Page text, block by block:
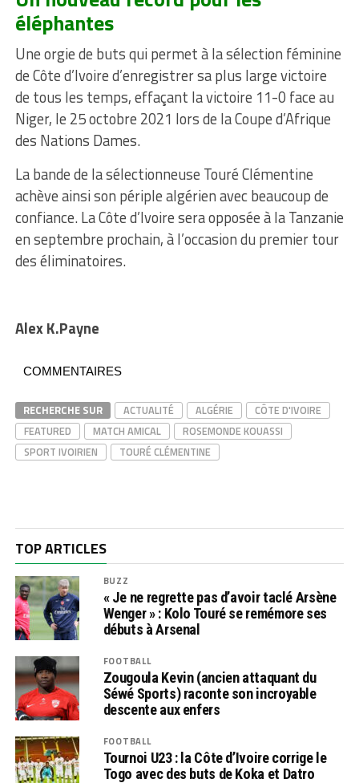
éléphantes
Une orgie de buts qui permet à la sélection féminine
de Côte d’Ivoire d’enregistrer sa plus large victoire
de tous les temps, effaçant la victoire 11-0 face au
Niger, le 25 octobre 2021 lors de la Coupe d’Afrique
des Nations Dames.
La bande de la sélectionneuse Touré Clémentine
achève ainsi son périple algérien avec beaucoup de
confiance. La Côte d’Ivoire sera opposée à la Tanzanie
en septembre prochain, à l’occasion du premier tour
des éliminatoires.
Alex K.Payne
COMMENTAIRES
RECHERCHE SUR ACTUALITÉ ALGÉRIE
CÔTE D'IVOIRE
FEATURED
MATCH AMICAL
ROSEMONDE KOUASSI
SPORT IVOIRIEN
TOURÉ CLÉMENTINE
TOP ARTICLES
BUZZ
« Je ne regrette pas d’avoir taclé Arsène
Wenger » : Kolo Touré se remémore ses
débuts à Arsenal
FOOTBALL
Zougoula Kevin (ancien attaquant du
Séwé Sports) raconte son incroyable
descente aux enfers
FOOTBALL
Tournoi U23 : la Côte d’Ivoire corrige le
Togo avec des buts de Koka et Datro